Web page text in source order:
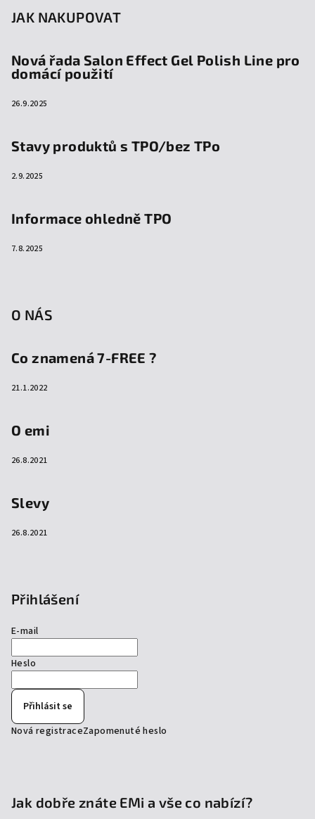
JAK NAKUPOVAT
Nová řada Salon Effect Gel Polish Line pro
domácí použití
26.9.2025
Stavy produktů s TPO/bez TPo
2.9.2025
Informace ohledně TPO
7.8.2025
O NÁS
Co znamená 7-FREE ?
21.1.2022
O emi
26.8.2021
Slevy
26.8.2021
Přihlášení
E-mail
Heslo
Přihlásit se
Nová registraceZapomenuté heslo
Jak dobře znáte EMi a vše co nabízí?